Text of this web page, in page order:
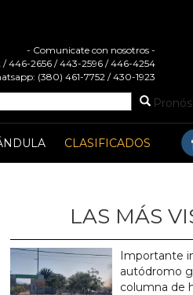
- Comunicate con nosotros -
/ 446-2656 / 443-2596 / 446-4254
(380) 461-7752 / 430-1923
CLASIFICADOS
LAS MÁS
Importante
autódromo
columna de